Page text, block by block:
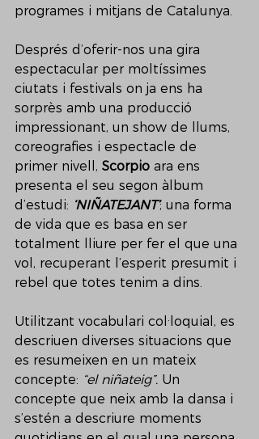
programes i mitjans de Catalunya.
Després d’oferir-nos una gira
espectacular per moltíssimes
ciutats i festivals on ja ens ha
sorprès amb una producció
impressionant, un show de llums,
coreografies i espectacle de
primer nivell, Scorpio ara ens
presenta el seu segon àlbum
d’estudi: ‘NIÑATEJANT’; una forma
de vida que es basa en ser
totalment lliure per fer el que una
vol, recuperant l’esperit presumit i
rebel que totes tenim a dins.
Utilitzant vocabulari col·loquial, es
descriuen diverses situacions que
es resumeixen en un mateix
concepte: “el niñateig”. Un
concepte que neix amb la dansa i
s’estén a descriure moments